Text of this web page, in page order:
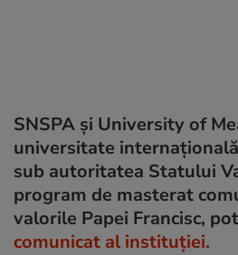
SNSPA și University of
universitate
sub autoritatea Statului
program de masterat
valorile Papei Francisc,
comunicat al instituției.